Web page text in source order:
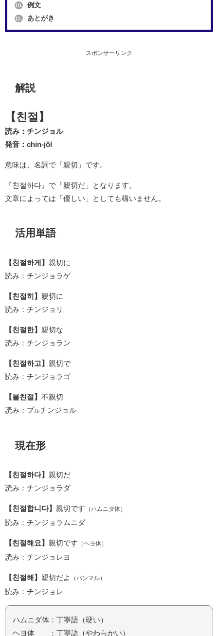
10. 例文
11. あとがき
スポンサーリンク
解説
【친절】
読み：チンジョル
発音：chin-jŏl
意味は、名詞で「親切」です。
『친절하다』で「親切だ」となります。
文章によっては「優しい」としても構いません。
活用単語
【친절하게】 親切に
読み：チンジョラゲ
【친절히】 親切に
読み：チンジョリ
【친절한】 親切な
読み：チンジョラン
【친절하고】 親切で
読み：チンジョラゴ
【불친절】 不親切
読み：プルチンジョル
現在形
【친절하다】 親切だ
読み：チンジョラダ
【친절합니다】 親切です （ハムニダ体）
読み：チンジョラムニダ
【친절해요】 親切です （ヘヨ体）
読み：チンジョレヨ
【친절해】 親切だよ （パンマル）
読み：チンジョレ
ハムニダ体：丁寧語（硬い）
ヘヨ体 ：丁寧語（やわらかい）